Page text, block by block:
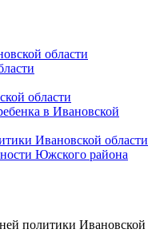
области
области
в Ивановской
Ивановской области
Южского района
политики Ивановской